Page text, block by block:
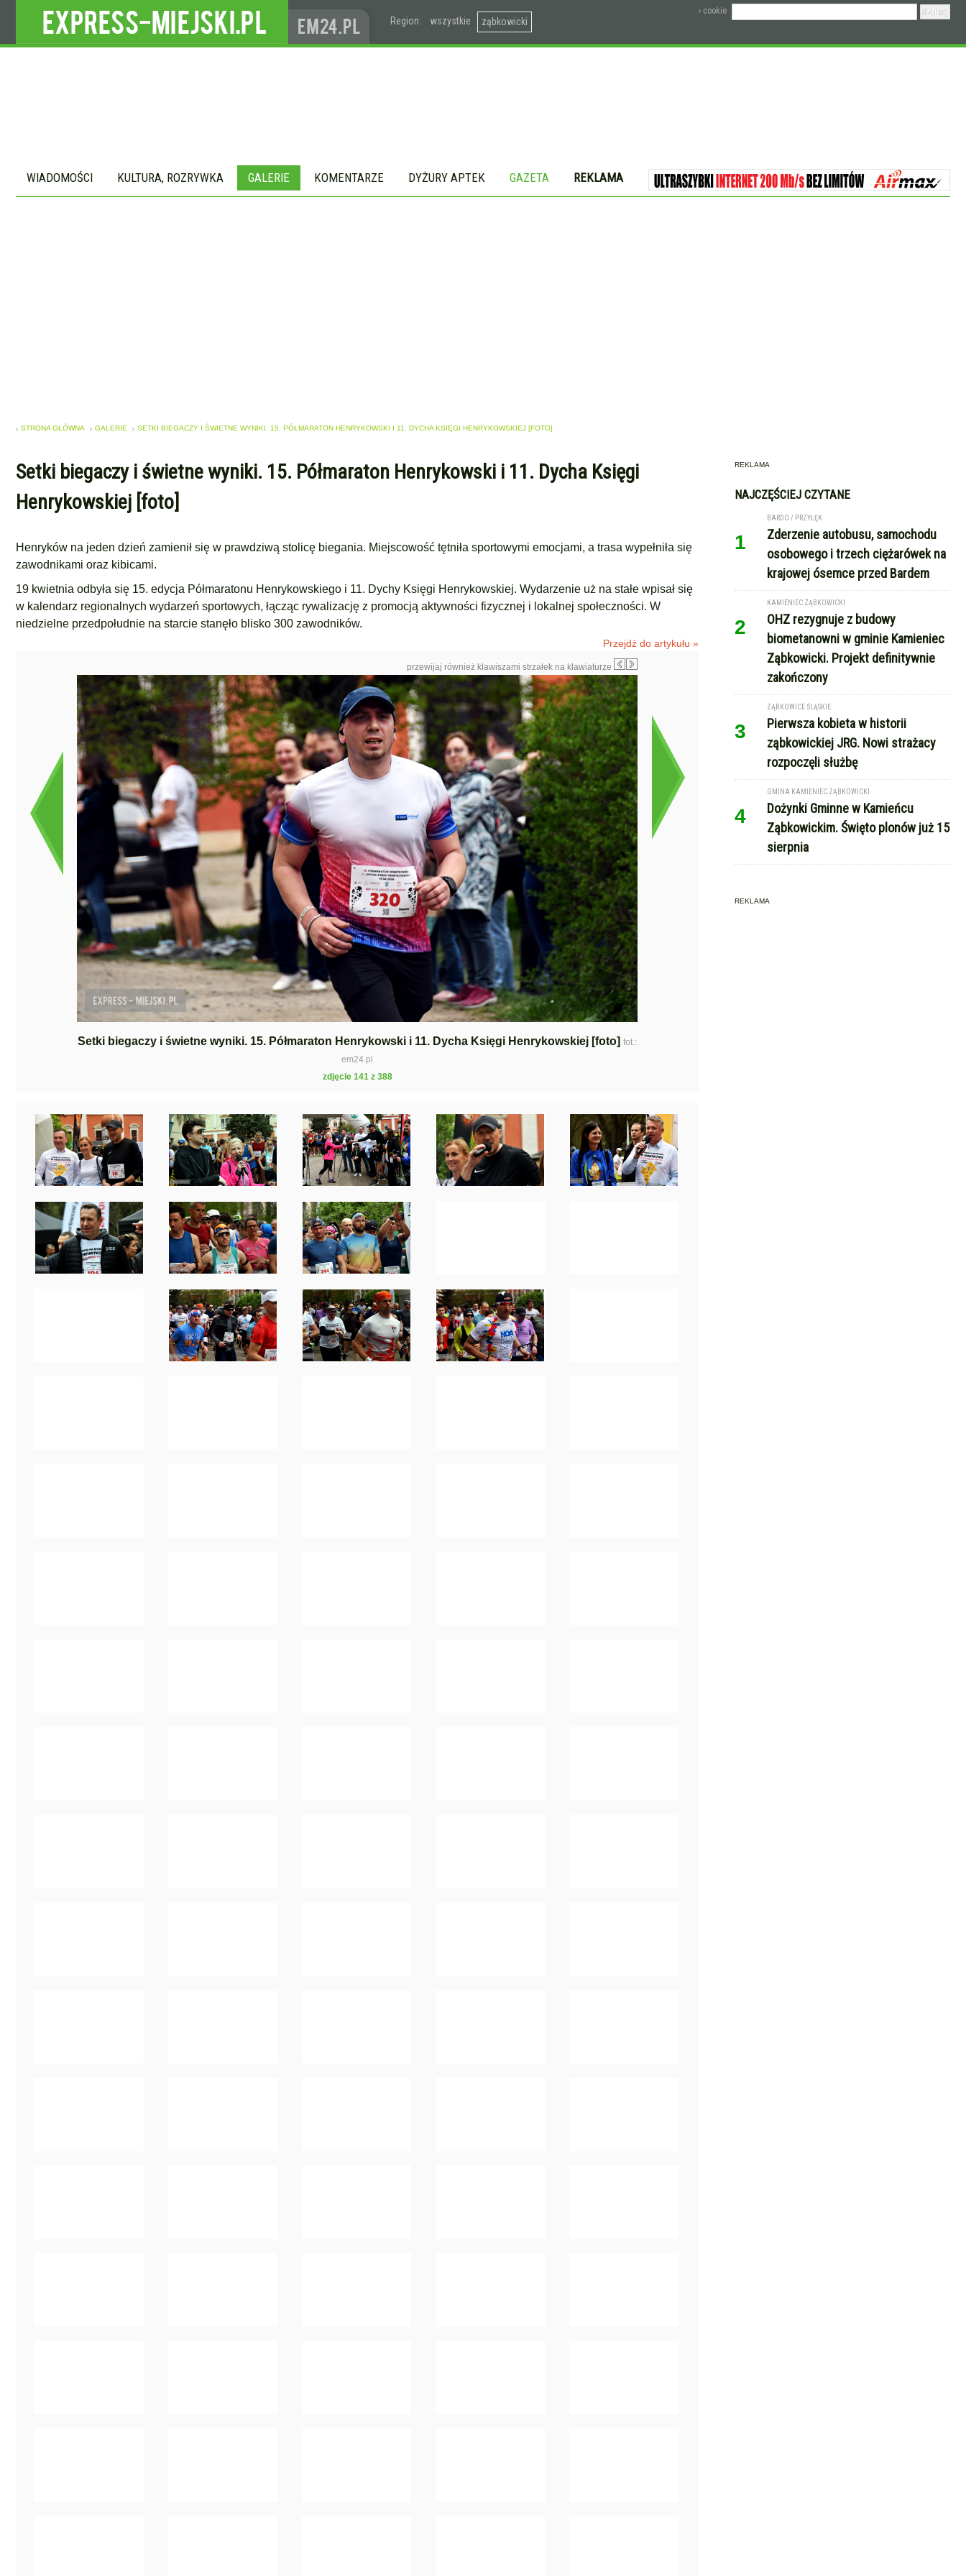
Region: wszystkie ząbkowicki
› cookie
WIADOMOŚCI KULTURA, ROZRYWKA GALERIE KOMENTARZE DYŻURY APTEK GAZETA REKLAMA
STRONA GŁÓWNA GALERIE SETKI BIEGACZY I ŚWIETNE WYNIKI. 15. PÓŁMARATON HENRYKOWSKI I 11. DYCHA KSIĘGI HENRYKOWSKIEJ [FOTO]
Setki biegaczy i świetne wyniki. 15. Półmaraton Henrykowski i 11. Dycha Księgi
Henrykowskiej [foto]
Henryków na jeden dzień zamienił się w prawdziwą stolicę biegania. Miejscowość tętniła sportowymi emocjami, a trasa wypełniła się
zawodnikami oraz kibicami.
19 kwietnia odbyła się 15. edycja Półmaratonu Henrykowskiego i 11. Dychy Księgi Henrykowskiej. Wydarzenie uż na stałe wpisał się
w kalendarz regionalnych wydarzeń sportowych, łącząc rywalizację z promocją aktywności fizycznej i lokalnej społeczności. W
niedzielne przedpołudnie na starcie stanęło blisko 300 zawodników.
Przejdź do artykułu »
przewijaj również klawiszami strzałek na klawiaturze
Setki biegaczy i świetne wyniki. 15. Półmaraton Henrykowski i 11. Dycha Księgi Henrykowskiej [foto] fot.:
em24.pl
zdjęcie 141 z 388
REKLAMA
NAJCZĘŚCIEJ CZYTANE
1
BARDO / PRZYŁĘK
Zderzenie autobusu, samochodu
osobowego i trzech ciężarówek na
krajowej ósemce przed Bardem
2
KAMIENIEC ZĄBKOWICKI
OHZ rezygnuje z budowy
biometanowni w gminie Kamieniec
Ząbkowicki. Projekt definitywnie
zakończony
3
ZĄBKOWICE ŚLĄSKIE
Pierwsza kobieta w historii
ząbkowickiej JRG. Nowi strażacy
rozpoczęli służbę
4
GMINA KAMIENIEC ZĄBKOWICKI
Dożynki Gminne w Kamieńcu
Ząbkowickim. Święto plonów już 15
sierpnia
REKLAMA